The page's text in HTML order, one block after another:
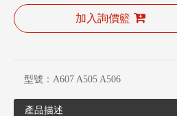
加入詢價籃
型號： A607 A505 A506
產品描述